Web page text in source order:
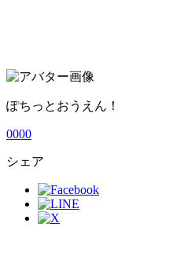
ぽちっとおうえん！
0000
シェア